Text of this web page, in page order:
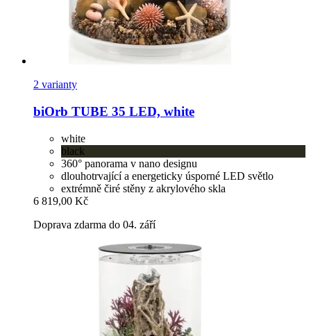
2 varianty
biOrb TUBE 35 LED, white
white
black
360° panorama v nano designu
dlouhotrvající a energeticky úsporné LED světlo
extrémně čiré stěny z akrylového skla
6 819,00 Kč
Doprava zdarma do 04. září